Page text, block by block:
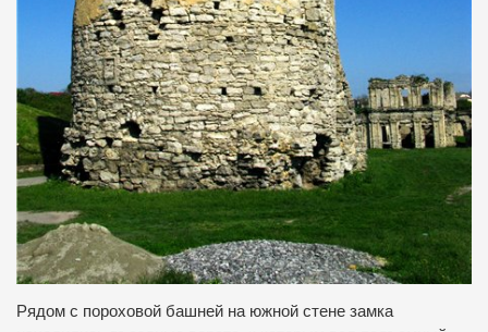
Рядом с пороховой башней на южной стене замка